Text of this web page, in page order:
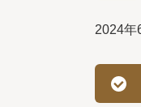
2024年